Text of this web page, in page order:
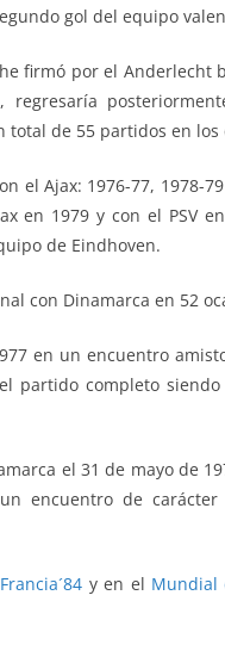
gol del equipo
firmó por el Anderlecht
regresaría
total de 55 partidos en los
el Ajax: 1976-77, 1978-
en 1979 y con el PSV
de Eindhoven.
con Dinamarca en 52
en un encuentro
partido completo
el 31 de mayo de
encuentro de
y en el Mundial